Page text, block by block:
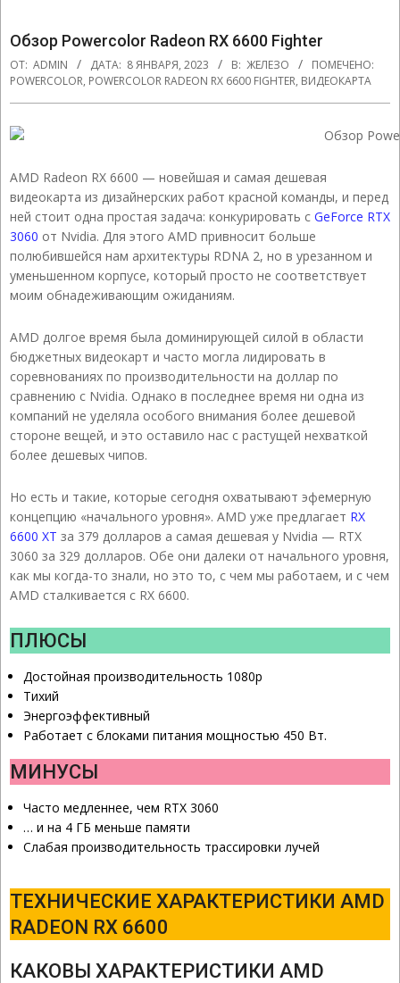
Обзор Powercolor Radeon RX 6600 Fighter
ОТ: ADMIN ДАТА: 8 ЯНВАРЯ, 2023 В: ЖЕЛЕЗО
ПОМЕЧЕНО:
POWERCOLOR, POWERCOLOR RADEON RX 6600 FIGHTER, ВИДЕОКАРТА
AMD Radeon RX 6600 — новейшая и самая дешевая
видеокарта из дизайнерских работ красной команды, и перед
ней стоит одна простая задача: конкурировать с GeForce RTX
3060 от Nvidia. Для этого AMD привносит больше
полюбившейся нам архитектуры RDNA 2, но в урезанном и
уменьшенном корпусе, который просто не соответствует
моим обнадеживающим ожиданиям.
AMD долгое время была доминирующей силой в области
бюджетных видеокарт и часто могла лидировать в
соревнованиях по производительности на доллар по
сравнению с Nvidia. Однако в последнее время ни одна из
компаний не уделяла особого внимания более дешевой
стороне вещей, и это оставило нас с растущей нехваткой
более дешевых чипов.
Но есть и такие, которые сегодня охватывают эфемерную
концепцию «начального уровня». AMD уже предлагает RX
6600 XT за 379 долларов а самая дешевая у Nvidia — RTX
3060 за 329 долларов. Обе они далеки от начального уровня,
как мы когда-то знали, но это то, с чем мы работаем, и с чем
AMD сталкивается с RX 6600.
ПЛЮСЫ
Достойная производительность 1080p
Тихий
Энергоэффективный
Работает с блоками питания мощностью 450 Вт.
МИНУСЫ
Часто медленнее, чем RTX 3060
… и на 4 ГБ меньше памяти
Слабая производительность трассировки лучей
ТЕХНИЧЕСКИЕ ХАРАКТЕРИСТИКИ AMD
RADEON RX 6600
КАКОВЫ ХАРАКТЕРИСТИКИ AMD